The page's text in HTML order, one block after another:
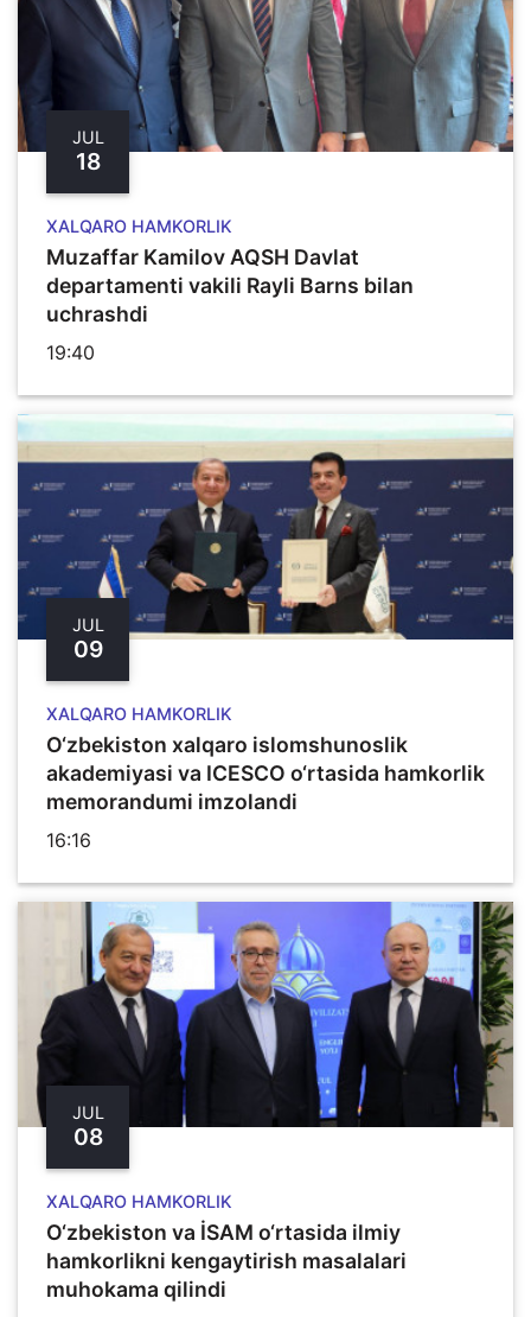
JUL
18
XALQARO HAMKORLIK
Muzaffar Kamilov AQSH Davlat
departamenti vakili Rayli Barns bilan
uchrashdi
19:40
JUL
09
XALQARO HAMKORLIK
O‘zbekiston xalqaro islomshunoslik
akademiyasi va ICESCO o‘rtasida hamkorlik
memorandumi imzolandi
16:16
JUL
08
XALQARO HAMKORLIK
O‘zbekiston va İSAM o‘rtasida ilmiy
hamkorlikni kengaytirish masalalari
muhokama qilindi